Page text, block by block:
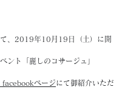
、2019年10月19日（土）に開
ント「麗しのコサージュ」
facebookページにて御紹介いただ